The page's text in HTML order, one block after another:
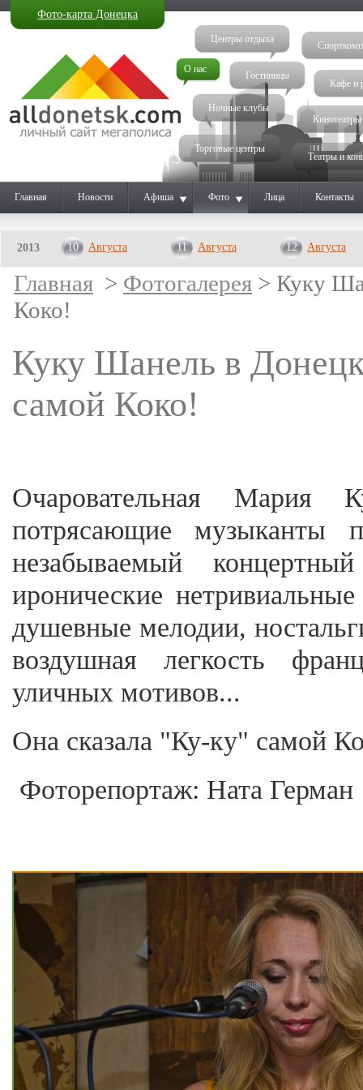
Фото-карта Донецка
О нас
Ночные клубы
Гостиницы
Кинотеатры
Кафе и
Театры и
Центры отдыха
Торговые центры
Главная Новости Афиша Фото Лица Контакты
2013 10 Августа 11 Августа 12 Августа
Главная > Фотогалерея > Куку
Коко!
Куку Шанель в
самой Коко!
Очаровательная Мария
потрясающие музыканты
незабываемый
иронические
душевные мелодии,
воздушная легкость
уличных мотивов...
Она сказала "Ку-ку" самой
Фоторепортаж: Ната Герман